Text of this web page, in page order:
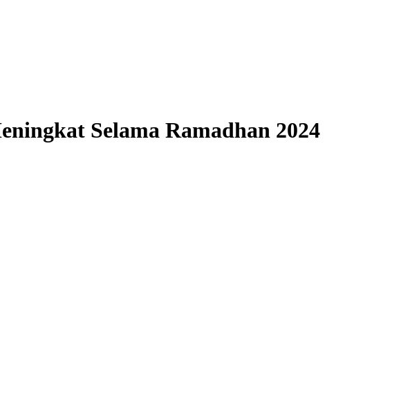
Selama Ramadhan 2024